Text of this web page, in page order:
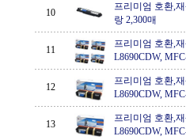
10
프리미엄 호환,
랑 2,300매
11
프리미엄 호환,
L8690CDW,
12
프리미엄 호환,
L8690CDW,
13
프리미엄 호환,
L8690CDW,